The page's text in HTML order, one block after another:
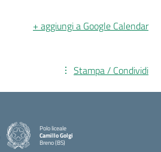
+ aggiungi a Google Calendar
Stampa / Condividi
Polo liceale
Camillo Golgi
Breno (BS)